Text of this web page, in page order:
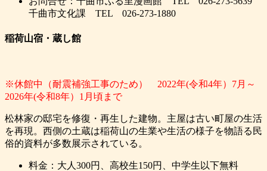
千曲市文化課 TEL 026-273-1880
稲荷山宿・蔵し館
※休館中（耐震補強工事のため） 2022年(令和4年）7月～
2026年(令和8年）1月頃まで
松林家の邸宅を修復・再生した建物。主屋は古い町屋の生活
を再現。西側の土蔵は稲荷山の生業や生活の様子を物語る民
俗的資料が多数展示されている。
料金：大人300円、高校生150円、中学生以下無料